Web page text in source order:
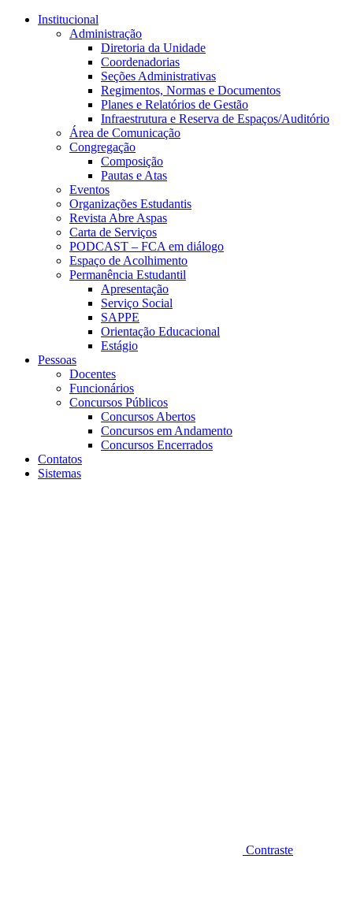
Conteúdo principal
Institucional
Administração
Diretoria da Unidade
Coordenadorias
Seções Administrativas
Regimentos, Normas e Documentos
Planes e Relatórios de Gestão
Infraestrutura e Reserva de Espaços/Auditório
Área de Comunicação
Congregação
Composição
Pautas e Atas
Eventos
Organizações Estudantis
Revista Abre Aspas
Carta de Serviços
PODCAST – FCA em diálogo
Espaço de Acolhimento
Permanência Estudantil
Apresentação
Serviço Social
SAPPE
Orientação Educacional
Estágio
Pessoas
Docentes
Funcionários
Concursos Públicos
Concursos Abertos
Concursos em Andamento
Concursos Encerrados
Contatos
Sistemas
Contraste